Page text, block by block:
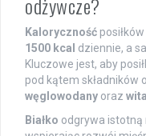
Kaloryczność
1500 kcal dziennie, a
Kluczowe jest, aby
pod kątem składników
węglowodany oraz
Białko odgrywa istotną